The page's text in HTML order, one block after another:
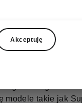
się warunków
we wszystkich
Škoda Octavia.
14 781 nowych
modele takie jak
Akceptuję